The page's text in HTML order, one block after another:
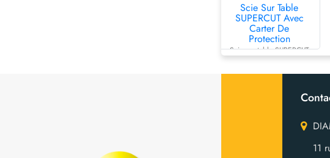
Scie Sur Table
SUPERCUT Avec
Carter De
Protection
Scie sur table SUPERCUT
11